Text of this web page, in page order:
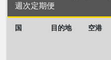
週次定期便
国 目的地 空港